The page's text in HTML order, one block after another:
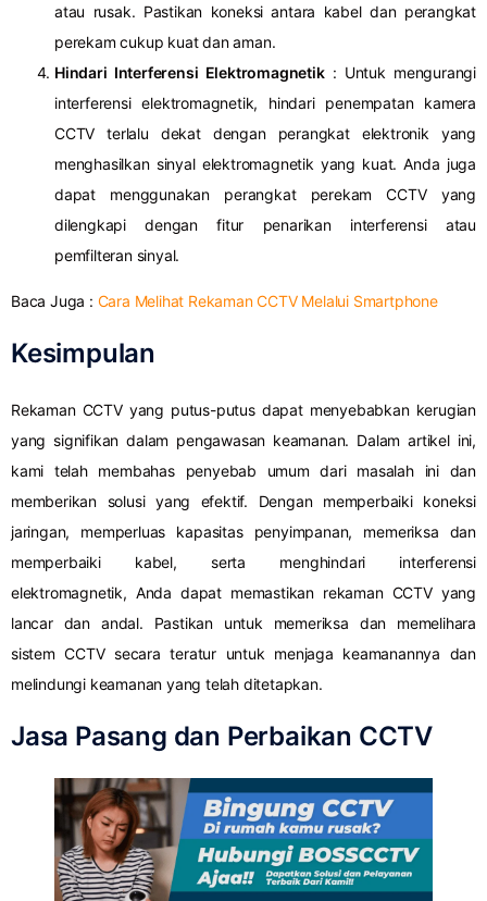
atau rusak. Pastikan koneksi antara kabel dan perangkat
perekam cukup kuat dan aman.
Hindari Interferensi Elektromagnetik: Untuk mengurangi
interferensi elektromagnetik, hindari penempatan kamera
CCTV terlalu dekat dengan perangkat elektronik yang
menghasilkan sinyal elektromagnetik yang kuat.Anda juga
dapat menggunakan perangkat perekam CCTV yang
dilengkapi dengan fitur penarikan interferensi atau
pemfilteran sinyal.
Baca Juga : Cara Melihat Rekaman CCTV Melalui Smartphone
Kesimpulan
Rekaman CCTV yang putus-putus dapat menyebabkan kerugian
yang signifikan dalam pengawasan keamanan. Dalam artikel ini,
kami telah membahas penyebab umum dari masalah ini dan
memberikan solusi yang efektif. Dengan memperbaiki koneksi
jaringan, memperluas kapasitas penyimpanan, memeriksa dan
memperbaiki kabel, serta menghindari interferensi
elektromagnetik, Anda dapat memastikan rekaman CCTV yang
lancar dan andal. Pastikan untuk memeriksa dan memelihara
sistem CCTV secara teratur untuk menjaga keamanannya dan
melindungi keamanan yang telah ditetapkan.
Jasa Pasang dan Perbaikan CCTV